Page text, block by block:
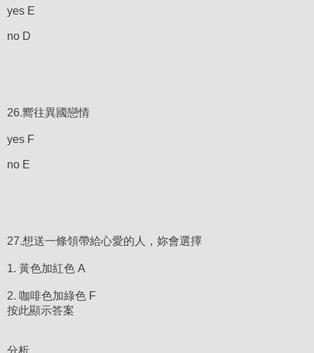
yes E
no D
26.嚮往異國戀情
yes F
no E
27.想送一條領帶給心愛的人，妳會選擇
1. 黃色加紅色 A
2. 咖啡色加綠色 F
按此顯示答案